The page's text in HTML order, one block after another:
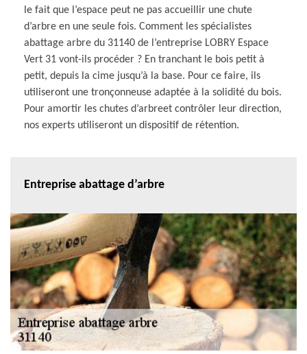
le fait que l’espace peut ne pas accueillir une chute
d’arbre en une seule fois. Comment les spécialistes
abattage arbre du 31140 de l’entreprise LOBRY Espace
Vert 31 vont-ils procéder ? En tranchant le bois petit à
petit, depuis la cime jusqu’à la base. Pour ce faire, ils
utiliseront une tronçonneuse adaptée à la solidité du bois.
Pour amortir les chutes d’arbreet contrôler leur direction,
nos experts utiliseront un dispositif de rétention.
Entreprise abattage d’arbre